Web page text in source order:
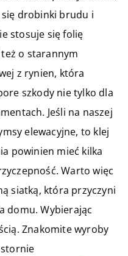
się drobinki brudu i
stosuje się folię
o starannym
z rynien, która
szkody nie tylko dla
Jeśli na naszej
elewacyjne, to klej
powinien mieć kilka
Warto więc
siatką, która przyczyni
domu. Wybierając
Znakomite wyroby